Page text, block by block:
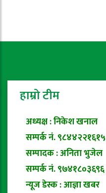
हाम्रो टीम
अध्यक्ष : निकेश खनाल
सम्पर्क नं. ९८४४२२१६१५
सम्पादक : अनिता भुजेल
सम्पर्क नं. ९७४१८०३६९६
न्यूज डेस्क : आज्ञा खबर